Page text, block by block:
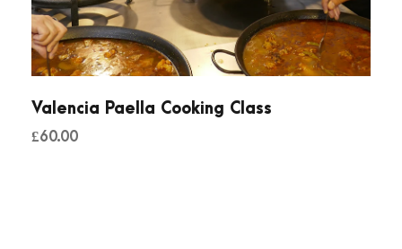
Valencia Paella Cooking Class
£60.00